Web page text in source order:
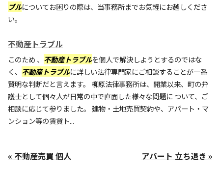
ブルについてお困りの際は、当事務所までお気軽にお越しくださ
い。
不動産トラブル
このため 、 不動産トラブルを個人で解決しようとするのではな
く、 不動産トラブルに詳しい法律専門家にご相談することが一番
賢明な判断だと言えます。 柳原法律事務所は、開業以来、町の弁
護士として個々人が日常の中で直面した様々な問題に ついて、ご
相談に応じて参りました。 建物・土地売買契約や、アパート・マ
ンション等の賃貸ト...
« 不動産売買 個人
アパート 立ち退き »